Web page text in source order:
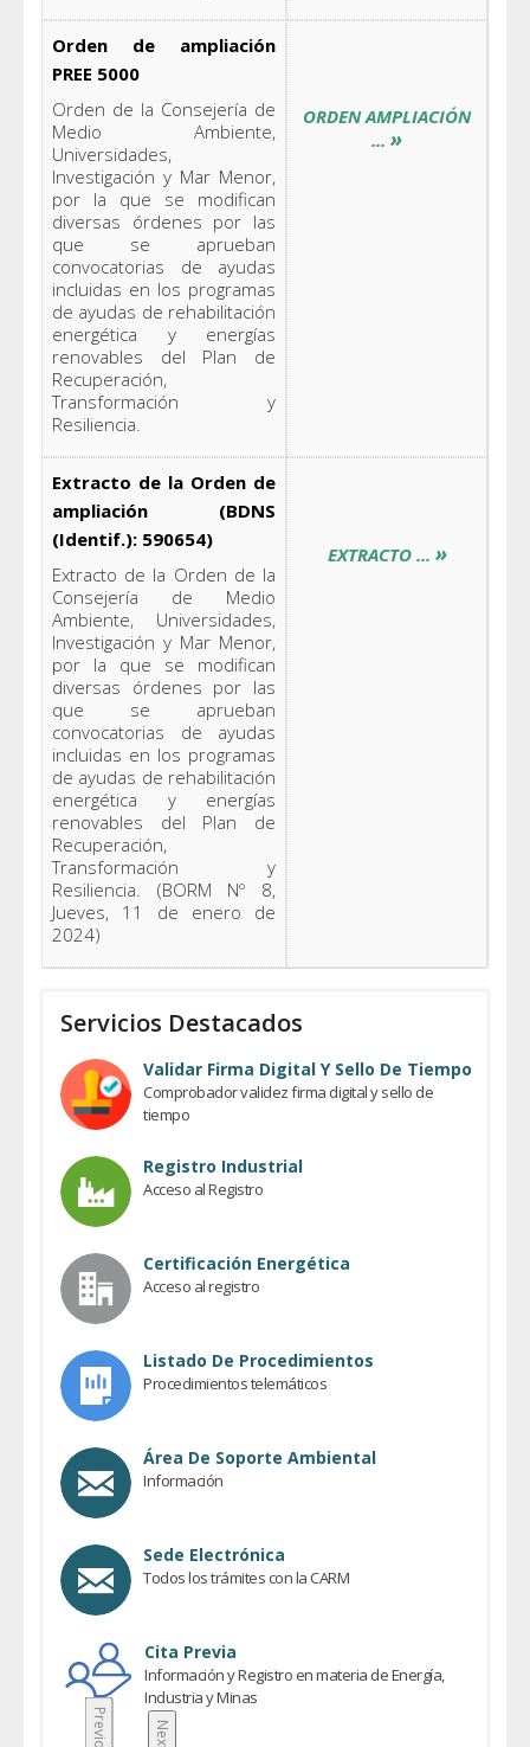
Orden de ampliación
PREE 5000
Orden de la Consejería de
Medio Ambiente,
Universidades,
Investigación y Mar Menor,
por la que se modifican
diversas órdenes por las
que se aprueban
convocatorias de ayudas
incluidas en los programas
de ayudas de rehabilitación
energética y energías
renovables del Plan de
Recuperación,
Transformación y
Resiliencia.
ORDEN AMPLIACIÓN
... »
Extracto de la Orden de
ampliación (BDNS
(Identif.): 590654)
Extracto de la Orden de la
Consejería de Medio
Ambiente, Universidades,
Investigación y Mar Menor,
por la que se modifican
diversas órdenes por las
que se aprueban
convocatorias de ayudas
incluidas en los programas
de ayudas de rehabilitación
energética y energías
renovables del Plan de
Recuperación,
Transformación y
Resiliencia. (BORM Nº 8,
Jueves, 11 de enero de
2024)
EXTRACTO ... »
Servicios Destacados
Validar Firma Digital Y Sello De Tiempo
Comprobador validez firma digital y sello de
tiempo
Registro Industrial
Acceso al Registro
Certificación Energética
Acceso al registro
Listado De Procedimientos
Procedimientos telemáticos
Área De Soporte Ambiental
Información
Sede Electrónica
Todos los trámites con la CARM
Cita Previa
Información y Registro en materia de Energía,
Industria y Minas
Previous Next